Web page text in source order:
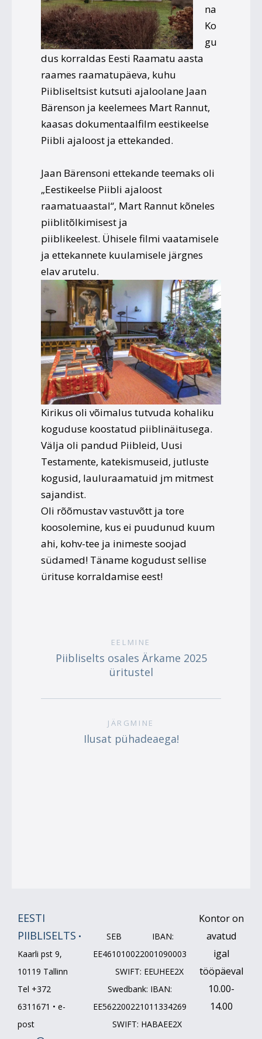
na
Ko
gu
dus korraldas Eesti Raamatu aasta
raames raamatupäeva, kuhu
Piibliseltsist kutsuti ajaloolane Jaan
Bärenson ja keelemees Mart Rannut,
kaasas dokumentaalfilm eestikeelse
Piibli ajaloost ja ettekanded.
Jaan Bärensoni ettekande teemaks oli
„Eestikeelse Piibli ajaloost
raamatuaastal“, Mart Rannut kõneles
piiblitõlkimisest ja
piiblikeelest. Ühisele filmi vaatamisele
ja ettekannete kuulamisele järgnes
elav arutelu.
Kirikus oli võimalus tutvuda kohaliku
koguduse koostatud piiblinäitusega.
Välja oli pandud Piibleid, Uusi
Testamente, katekismuseid, jutluste
kogusid, lauluraamatuid jm mitmest
sajandist.
Oli rõõmustav vastuvõtt ja tore
koosolemine, kus ei puudunud kuum
ahi, kohv-tee ja inimeste soojad
südamed! Täname kogudust sellise
ürituse korraldamise eest!
EELMINE
Piibliselts osales Ärkame 2025
üritustel
JÄRGMINE
Ilusat pühadeaega!
EESTI
PIIBLISELTS •
Kaarli pst 9,
10119 Tallinn
Tel +372
6311671 • e-
post
SEB IBAN:
EE461010022001090003
SWIFT: EEUHEE2X
Swedbank: IBAN:
EE562200221011334269
SWIFT: HABAEE2X
Kontor on
avatud
igal
tööpäeval
10.00-
14.00